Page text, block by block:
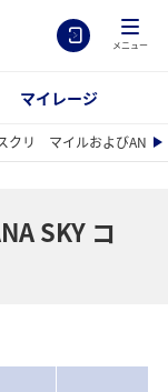
メニュー
マイレージ
クリ マイルおよびANA
SKY コ